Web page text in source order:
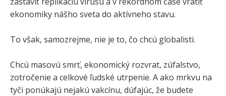
ekonomiky nášho sveta do aktívneho stavu.
To však, samozrejme, nie je to, čo chcú globalisti.
Chcú masovú smrť, ekonomický rozvrat, zúfalstvo,
zotročenie a celkové ľudské utrpenie. A ako mrkvu na
tyči ponúkajú nejakú vakcínu, dúfajúc, že budete